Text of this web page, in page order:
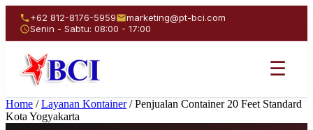
+62 812-8176-5959
marketing@pt-bci.com
Senin - Sabtu: 08:00 - 17:00
☰
Home / Layanan Kontainer / Penjualan Container 20 Feet Standard
Kota Yogyakarta